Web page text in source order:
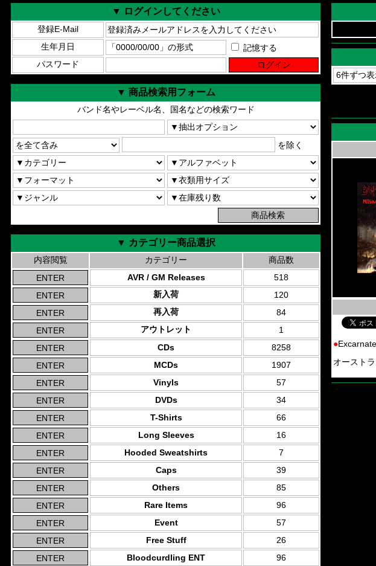
▼ ログインしてください
登録E-Mail
生年月日
記憶する
パスワード
▼ 商品検索用フォーム
バンド名やレーベル名、国名などの検索ワード
を除く
▼ カテゴリー商品選択
内容閲覧 カテゴリー
商品数
AVR / GM Releases
518
新入荷
120
再入荷
84
アウトレット
1
CDs
8258
MCDs
1907
Vinyls
57
DVDs
34
T-Shirts
66
Long Sleeves
16
Hooded Sweatshirts
7
Caps
39
Others
85
Rare Items
96
Event
57
Free Stuff
26
Bloodcurdling ENT
96
●
オースト